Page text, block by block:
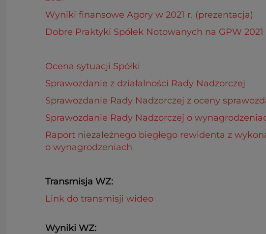
Wyniki finansowe Agory w 2021 r. (prezentacja)
Dobre Praktyki Spółek Notowanych na GPW
Ocena sytuacji Spółki
Sprawozdanie z działalności Rady Nadzorczej
Sprawozdanie Rady Nadzorczej z oceny
Sprawozdanie Rady Nadzorczej o
Raport niezależnego biegłego rewidenta z
o wynagrodzeniach
Transmisja WZ:
Link do transmisji wideo
Wyniki WZ: